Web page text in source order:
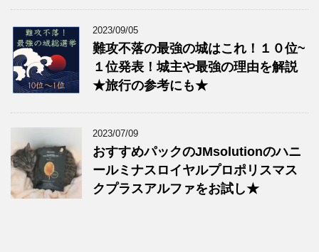
2023/09/05
難攻不落の最強の城はこれ！１０位~
１位発表！城主や最強の理由を解説
★旅行の参考にも★
2023/07/09
おすすめパックのJMsolutionのハニ
ールミナスロイヤルプロポリスマス
クプラスアルファをお試し★